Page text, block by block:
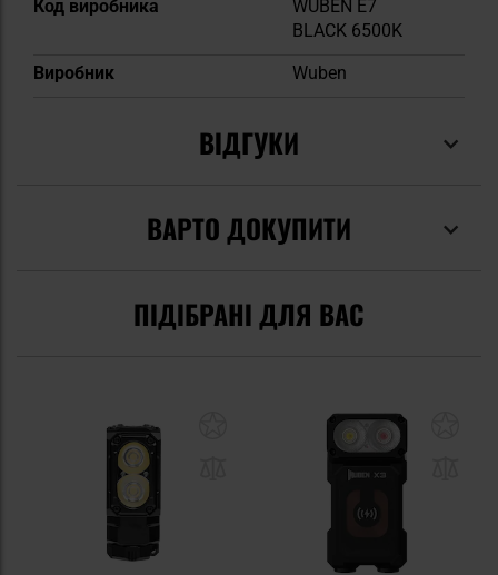
Код виробника
WUBEN E7
BLACK 6500K
Виробник
Wuben
ВІДГУКИ
ВАРТО ДОКУПИТИ
ПІДІБРАНІ ДЛЯ ВАС